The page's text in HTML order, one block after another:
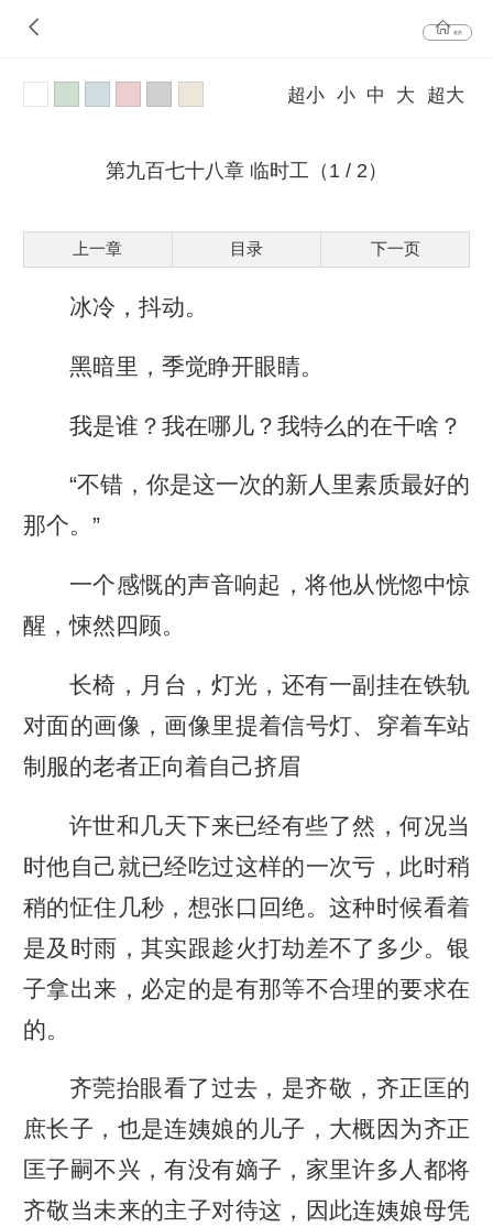
首页
超小 小 中 大 超大
第九百七十八章 临时工（1 / 2）
上一章 目录 下一页
冰冷，抖动。
黑暗里，季觉睁开眼睛。
我是谁？我在哪儿？我特么的在干啥？
“不错，你是这一次的新人里素质最好的
那个。”
一个感慨的声音响起，将他从恍惚中惊
醒，悚然四顾。
长椅，月台，灯光，还有一副挂在铁轨
对面的画像，画像里提着信号灯、穿着车站
制服的老者正向着自己挤眉
许世和几天下来已经有些了然，何况当
时他自己就已经吃过这样的一次亏，此时稍
稍的怔住几秒，想张口回绝。这种时候看着
是及时雨，其实跟趁火打劫差不了多少。银
子拿出来，必定的是有那等不合理的要求在
的。
齐莞抬眼看了过去，是齐敬，齐正匡的
庶长子，也是连姨娘的儿子，大概因为齐正
匡子嗣不兴，有没有嫡子，家里许多人都将
齐敬当未来的主子对待这，因此连姨娘母凭